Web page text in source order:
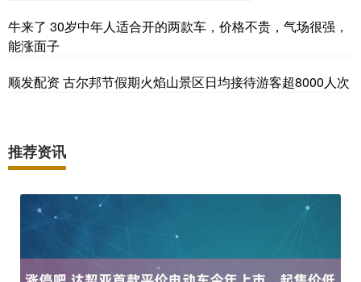
牛来了 30岁中年人适合开的两款车，价格不贵，气场很强，
能涨面子
顺发配资 古尔邦节假期火焰山景区日均接待游客超8000人次
推荐资讯